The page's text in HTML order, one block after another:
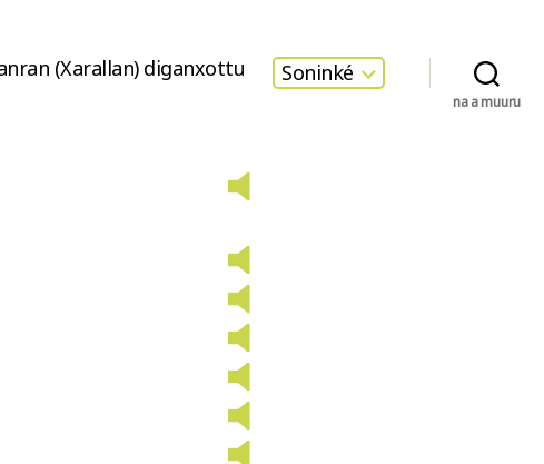
(Xarallan) diganxottu Soninké
na a muuru